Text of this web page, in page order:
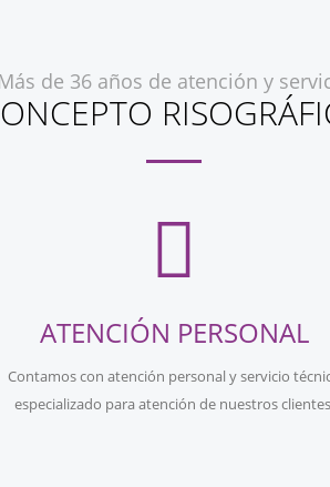
Más de 36 años de atención y
ATENCIÓN PERSONAL
Contamos con atención personal y servicio
especializado para atención de nuestros